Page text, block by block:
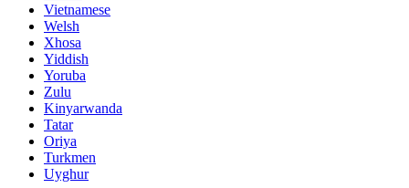
Vietnamese
Welsh
Xhosa
Yiddish
Yoruba
Zulu
Kinyarwanda
Tatar
Oriya
Turkmen
Uyghur